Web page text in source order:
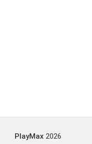
PlayMax 2026